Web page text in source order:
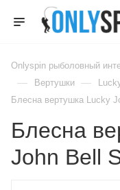
Onlyspin рыболовный
— Вертушки —
Блесна вертушка Lucky
Блесна
John Bell